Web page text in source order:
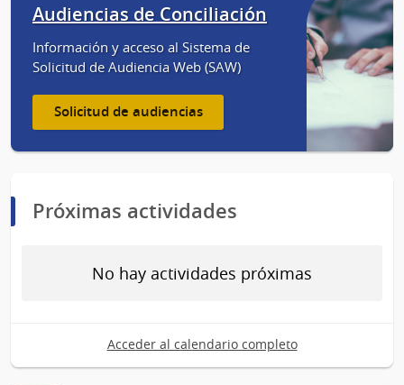
Audiencias de Conciliación
Información y acceso al Sistema de
Solicitud de Audiencia Web (SAW)
Solicitud de audiencias
Próximas actividades
No hay actividades próximas
Acceder al calendario completo